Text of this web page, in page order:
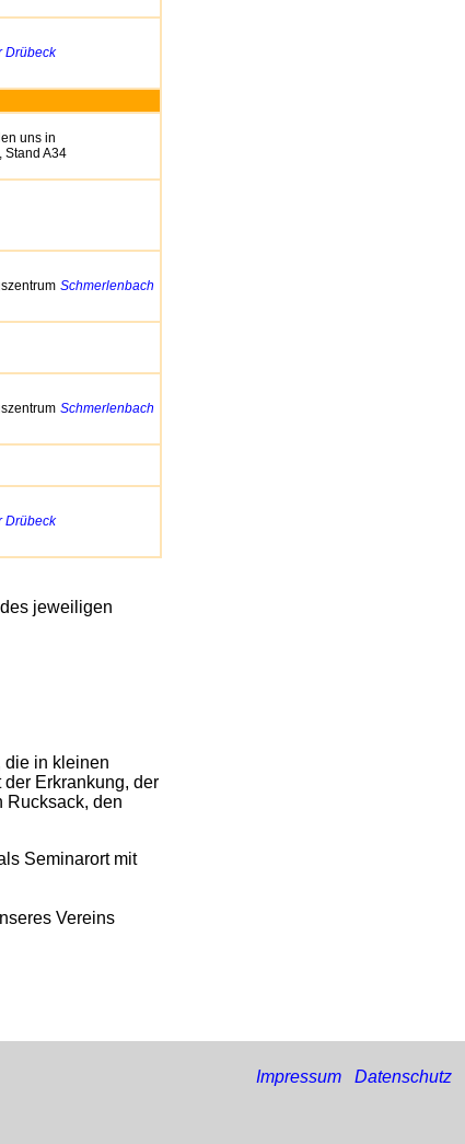
Drübeck
uns in
Stand A34
Schmerlenbach
Schmerlenbach
Drübeck
jeweiligen
die in kleinen
Erkrankung, der
Rucksack, den
Seminarort mit
Vereins
Impressum Datenschutz